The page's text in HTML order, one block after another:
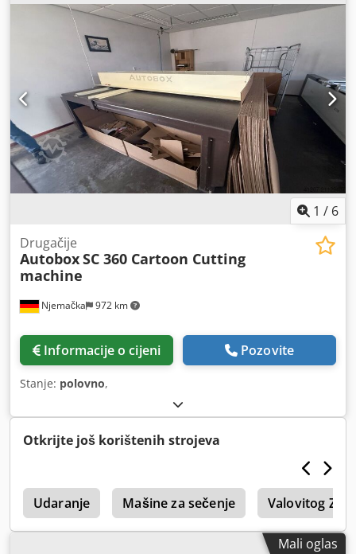
1 / 6
Njemačka 972 km
Drugačije
AutoboxSC 360 Cartoon Cutting
machine
Informacije o cijeni Pozovite
Stanje: polovno,
Otkrijte još korištenih strojeva
Udaranje Mašine za sečenje Valovitog
Mali oglas